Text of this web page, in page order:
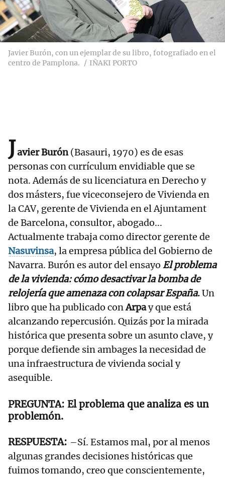
Javier Burón, con un ejemplar de su libro, fotografiado en el
centro de Pamplona.
IÑAKI PORTO
Javier Burón(Basauri, 1970) es de esas
personas con currículum envidiable que se
nota. Además de su licenciatura en Derecho y
dos másters, fue viceconsejero de Vivienda en
la CAV, gerente de Vivienda en el Ajuntament
de Barcelona, consultor, abogado...
Actualmente trabaja como director gerente de
Nasuvinsa, la empresa pública del Gobierno de
Navarra. Burón es autor del ensayo El problema
de la vivienda: cómo desactivar la bomba de
relojería que amenaza con colapsar España.Un
libro que ha publicado conArpay que está
alcanzando repercusión. Quizás por la mirada
histórica que presenta sobre un asunto clave, y
porque defiende sin ambages la necesidad de
una infraestructura de vivienda social y
asequible.
El problema que analiza es un
problemón.
–Sí. Estamos mal, por al menos
algunas grandes decisiones históricas que
fuimos tomando, creo que conscientemente,